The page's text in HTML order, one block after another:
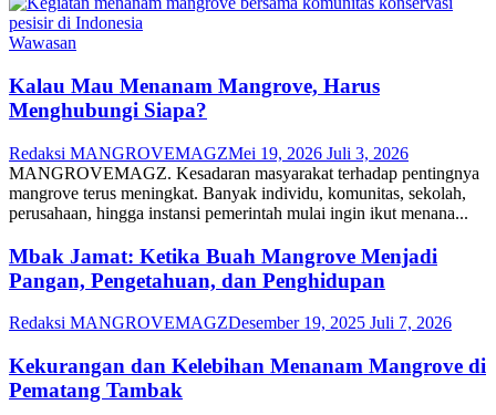
Wawasan
Kalau Mau Menanam Mangrove, Harus
Menghubungi Siapa?
Redaksi MANGROVEMAGZMei 19, 2026 Juli 3, 2026
MANGROVEMAGZ. Kesadaran masyarakat terhadap pentingnya
mangrove terus meningkat. Banyak individu, komunitas, sekolah,
perusahaan, hingga instansi pemerintah mulai ingin ikut menana...
Mbak Jamat: Ketika Buah Mangrove Menjadi
Pangan, Pengetahuan, dan Penghidupan
Redaksi MANGROVEMAGZDesember 19, 2025 Juli 7, 2026
Kekurangan dan Kelebihan Menanam Mangrove di
Pematang Tambak